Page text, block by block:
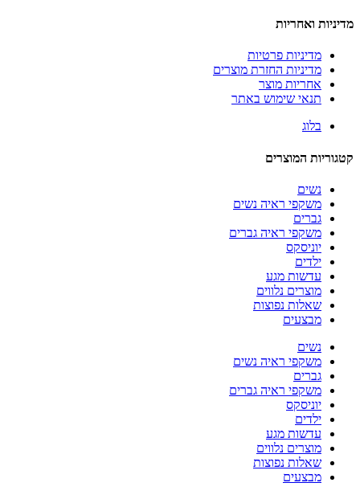
מדיניות ואחריות
מדיניות פרטיות
מדיניות החזרת מוצרים
אחריות מוצר
תנאי שימוש באתר
בלוג
קטגוריות המוצרים
נשים
משקפי ראיה נשים
גברים
משקפי ראיה גברים
יוניסקס
ילדים
עדשות מגע
מוצרים נלווים
שאלות נפוצות
מבצעים
נשים
משקפי ראיה נשים
גברים
משקפי ראיה גברים
יוניסקס
ילדים
עדשות מגע
מוצרים נלווים
שאלות נפוצות
מבצעים